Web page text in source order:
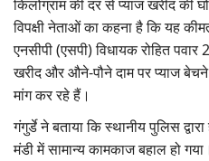
किलोग्राम की दर से प्याज खरीद की
विपक्षी नेताओं का कहना है कि यह
एनसीपी (एसपी) विधायक रोहित
खरीद और औने-पौने दाम पर प्याज
मांग कर रहे हैं।
गंगुर्डे ने बताया कि स्थानीय पुलिस
मंडी में सामान्य कामकाज बहाल हो